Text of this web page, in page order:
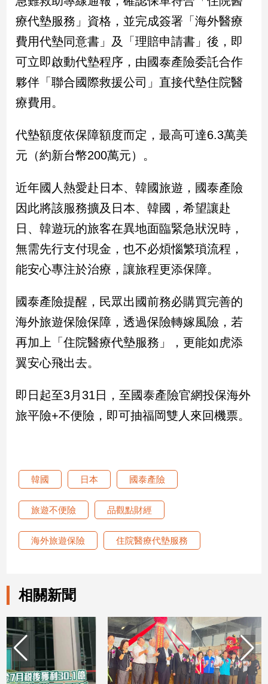
娛
樂
樂
星
聞
流
行/
時
追
生
活
築/
室
內
設
計
旅
美
食
星
費
康/
親
子/
藝
術
／
文
創
／
電
影
療代墊服務」資格，並完成簽署「海外醫療
費用代墊同意書」及「理賠申請書」後，即
可立即啟動代墊程序，由國泰產險委託合作
夥伴「聯合國際救援公司」直接代墊住院醫
療費用。
代墊額度依保障額度而定，最高可達6.3萬美
元（約新台幣200萬元）。
近年國人熱愛赴日本、韓國旅遊，國泰產險
因此將該服務擴及日本、韓國，希望讓赴
日、韓遊玩的旅客在異地面臨緊急狀況時，
無需先行支付現金，也不必煩惱繁瑣流程，
能安心專注於治療，讓旅程更添保障。
國泰產險提醒，民眾出國前務必購買完善的
海外旅遊保險保障，透過保險轉嫁風險，若
再加上「住院醫療代墊服務」，更能如虎添
翼安心飛出去。
即日起至3月31日，至國泰產險官網投保海外
旅平險+不便險，即可抽福岡雙人來回機票。
韓國 日本 國泰產險
旅遊不便險 品觀點財經
海外旅遊保險 住院醫療代墊服務
相關新聞